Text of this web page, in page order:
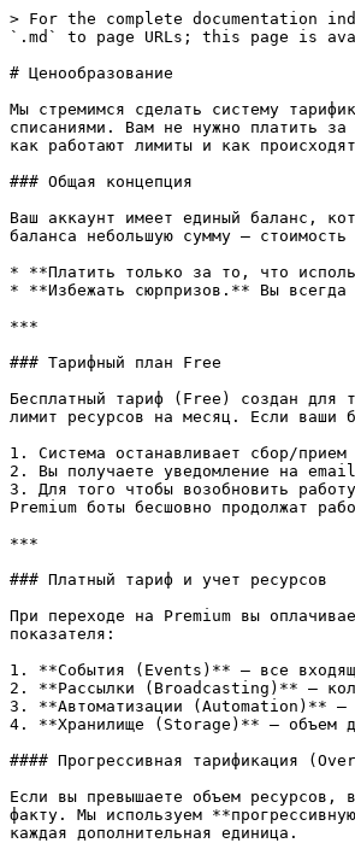
> For the complete documentation
`.md` to page URLs; this page is
# Ценообразование
Мы стремимся сделать систему
списаниями. Вам не нужно платить
как работают лимиты и как
### Общая концепция
Ваш аккаунт имеет единый баланс,
баланса небольшую сумму —
* **Платить только за то, что
* **Избежать сюрпризов.** Вы всегда
***
### Тарифный план Free
Бесплатный тариф (Free) создан для
лимит ресурсов на месяц. Если ваши
1. Система останавливает сбор/прием
2. Вы получаете уведомление на
3. Для того чтобы возобновить
Premium боты бесшовно продолжат
***
### Платный тариф и учет ресурсов
При переходе на Premium вы
показателя:
1. **События (Events)** — все
2. **Рассылки (Broadcasting)** —
3. **Автоматизации (Automation)** —
4. **Хранилище (Storage)** — объем
#### Прогрессивная тарификация
Если вы превышаете объем ресурсов,
факту. Мы используем
каждая дополнительная единица.